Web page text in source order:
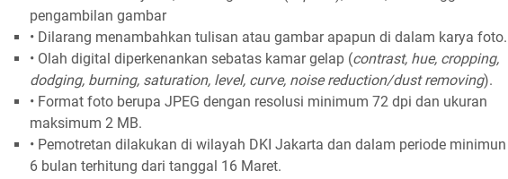
pengambilan gambar
• Dilarang menambahkan tulisan atau gambar apapun di dalam karya foto.
• Olah digital diperkenankan sebatas kamar gelap (contrast, hue, cropping,
dodging, burning, saturation, level, curve, noise reduction/dust removing).
• Format foto berupa JPEG dengan resolusi minimum 72 dpi dan ukuran
maksimum 2 MB.
• Pemotretan dilakukan di wilayah DKI Jakarta dan dalam periode minimun
6 bulan terhitung dari tanggal 16 Maret.